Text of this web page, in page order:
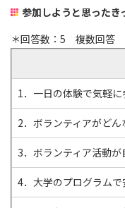
参加しようと思ったき
＊回答数：5 複数回答
1．一日の体験で気軽
2．ボランティアがど
3．ボランティア活動
4．大学のプログラム